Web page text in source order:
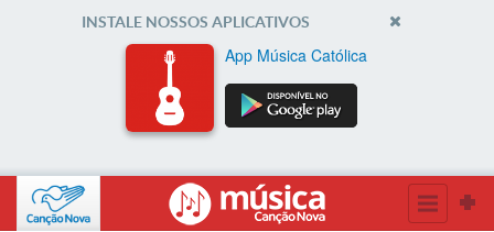
INSTALE NOSSOS APLICATIVOS
App Música Católica